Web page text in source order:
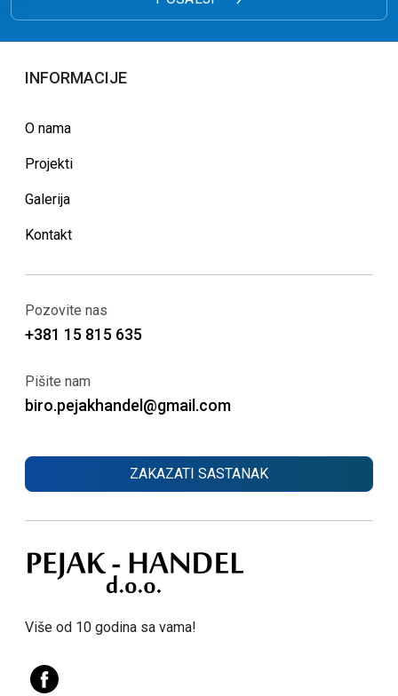
Više od 10 godina sa vama!
INFORMACIJE
O nama
Projekti
Galerija
Kontakt
Pozovite nas
+381 15 815 635
Pišite nam
biro.pejakhandel@gmail.com
ZAKAZATI SASTANAK